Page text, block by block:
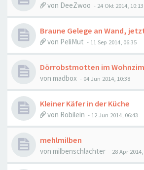
von DeeZwoo - 24 Okt 2014, 10:13
Braune Gelege an Wand,
von PeliMut - 11 Sep 2014, 06:35
Dörrobstmotten im
von madbox - 04 Jun 2014, 10:38
Kleiner Käfer in der Küche
von Robilein - 12 Jun 2014, 06:43
mehlmilben
von milbenschlachter - 28 Apr 2014,